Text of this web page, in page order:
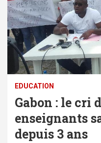
EDUCATION
Gabon : le cri
enseignants
depuis 3 ans